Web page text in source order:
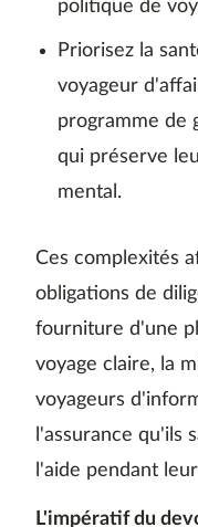
politique de
Priorisez la
voyageur
programme de
qui préserve
mental.
Ces complexités
obligations de
fourniture d'une
voyage claire, la
voyageurs
l'assurance qu'ils
l'aide pendant
L'impératif du